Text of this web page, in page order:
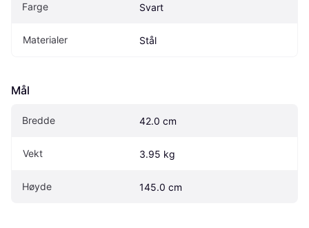
Farge Svart
Materialer Stål
Mål
Bredde 42.0 cm
Vekt 3.95 kg
Høyde 145.0 cm